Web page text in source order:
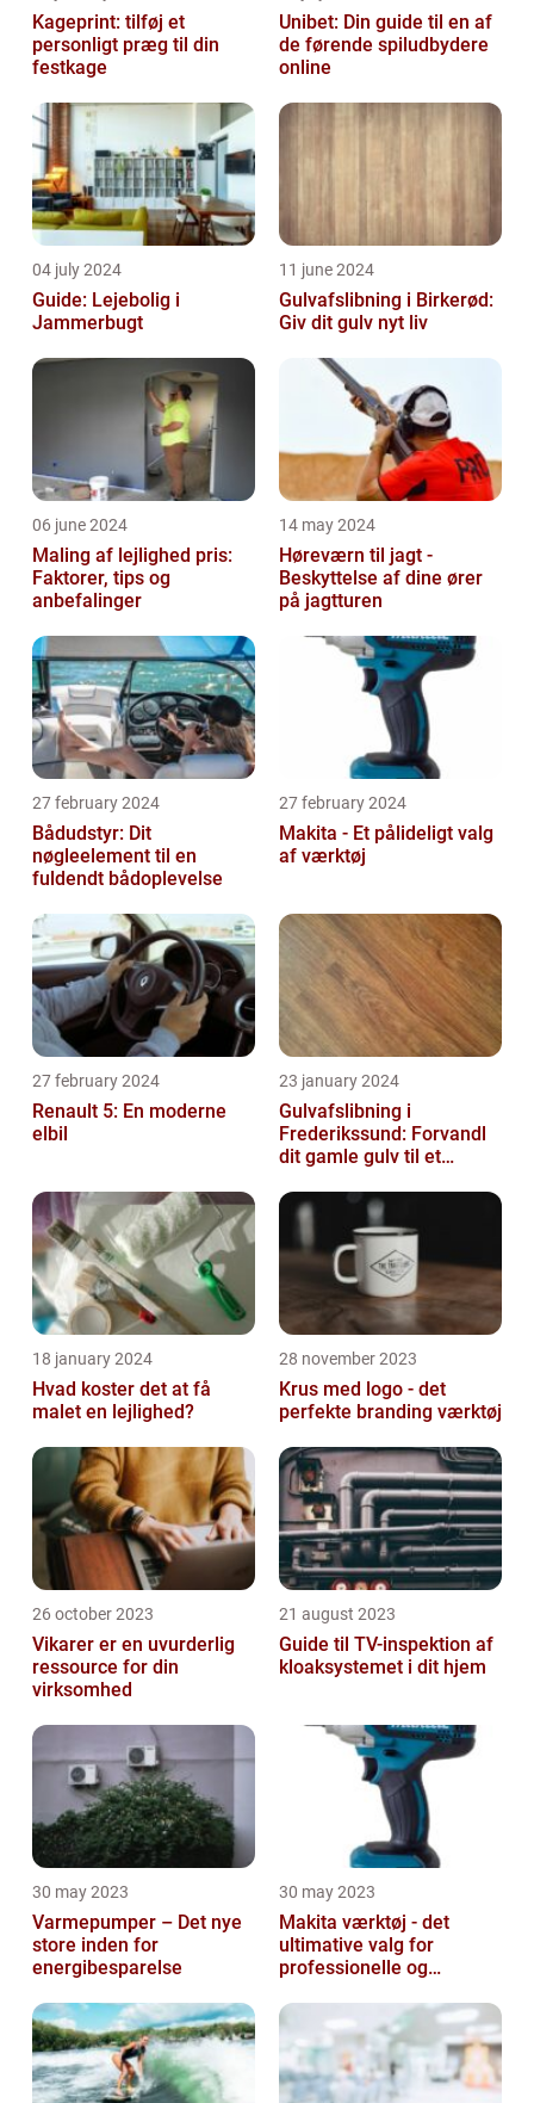
Kageprint: tilføj et
personligt præg til din
festkage
Unibet: Din guide til en af
de førende spiludbydere
online
04 july 2024
Guide: Lejebolig i
Jammerbugt
11 june 2024
Gulvafslibning i Birkerød:
Giv dit gulv nyt liv
06 june 2024
Maling af lejlighed pris:
Faktorer, tips og
anbefalinger
14 may 2024
Høreværn til jagt -
Beskyttelse af dine ører
på jagtturen
27 february 2024
Bådudstyr: Dit
nøgleelement til en
fuldendt bådoplevelse
27 february 2024
Makita - Et pålideligt valg
af værktøj
27 february 2024
Renault 5: En moderne
elbil
23 january 2024
Gulvafslibning i
Frederikssund: Forvandl
dit gamle gulv til et
18 january 2024
Hvad koster det at få
malet en lejlighed?
28 november 2023
Krus med logo - det
perfekte branding værktøj
26 october 2023
Vikarer er en uvurderlig
ressource for din
virksomhed
21 august 2023
Guide til TV-inspektion af
kloaksystemet i dit hjem
30 may 2023
Varmepumper – Det nye
store inden for
energibesparelse
30 may 2023
Makita værktøj - det
ultimative valg for
professionelle og
selv'ere